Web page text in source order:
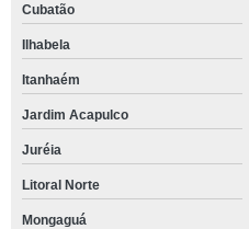
Cubatão
Ilhabela
Itanhaém
Jardim Acapulco
Juréia
Litoral Norte
Mongaguá